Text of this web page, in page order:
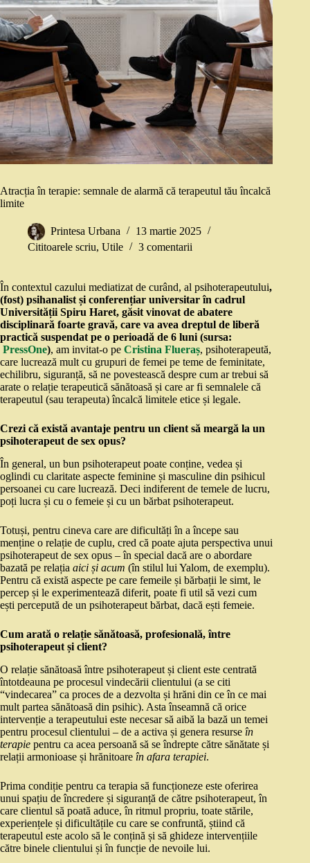
Atracția în terapie: semnale de alarmă că terapeutul tău încalcă
limite
Printesa Urbana
13 martie 2025
Cititoarele scriu, Utile 3 comentarii
În contextul cazului mediatizat de curând, al psihoterapeutului,
(fost) psihanalist și conferențiar universitar în cadrul
Universității Spiru Haret, găsit vinovat de abatere
disciplinară foarte gravă, care va avea dreptul de liberă
practică suspendat pe o perioadă de 6 luni (sursa:
PressOne), am invitat-o pe Cristina Flueraș, psihoterapeută,
care lucrează mult cu grupuri de femei pe teme de feminitate,
echilibru, siguranță, să ne povestească despre cum ar trebui să
arate o relație terapeutică sănătoasă și care ar fi semnalele că
terapeutul (sau terapeuta) încalcă limitele etice și legale.
Crezi că există avantaje pentru un client să meargă la un
psihoterapeut de sex opus?
În general, un bun psihoterapeut poate conține, vedea și
oglindi cu claritate aspecte feminine și masculine din psihicul
persoanei cu care lucrează. Deci indiferent de temele de lucru,
poți lucra și cu o femeie și cu un bărbat psihoterapeut.
Totuși, pentru cineva care are dificultăți în a începe sau
menține o relație de cuplu, cred că poate ajuta perspectiva unui
psihoterapeut de sex opus – în special dacă are o abordare
bazată pe relația aici și acum (în stilul lui Yalom, de exemplu).
Pentru că există aspecte pe care femeile și bărbații le simt, le
percep și le experimentează diferit, poate fi util să vezi cum
ești percepută de un psihoterapeut bărbat, dacă ești femeie.
Cum arată o relație sănătoasă, profesională, între
psihoterapeut și client?
O relație sănătoasă între psihoterapeut și client este centrată
întotdeauna pe procesul vindecării clientului (a se citi
“vindecarea” ca proces de a dezvolta și hrăni din ce în ce mai
mult partea sănătoasă din psihic). Asta înseamnă că orice
intervenție a terapeutului este necesar să aibă la bază un temei
pentru procesul clientului – de a activa și genera resurse în
terapie pentru ca acea persoană să se îndrepte către sănătate și
relații armonioase și hrănitoare în afara terapiei.
Prima condiție pentru ca terapia să funcționeze este oferirea
unui spațiu de încredere și siguranță de către psihoterapeut, în
care clientul să poată aduce, în ritmul propriu, toate stările,
experiențele și dificultățile cu care se confruntă, știind că
terapeutul este acolo să le conțină și să ghideze intervențiile
către binele clientului și în funcție de nevoile lui.